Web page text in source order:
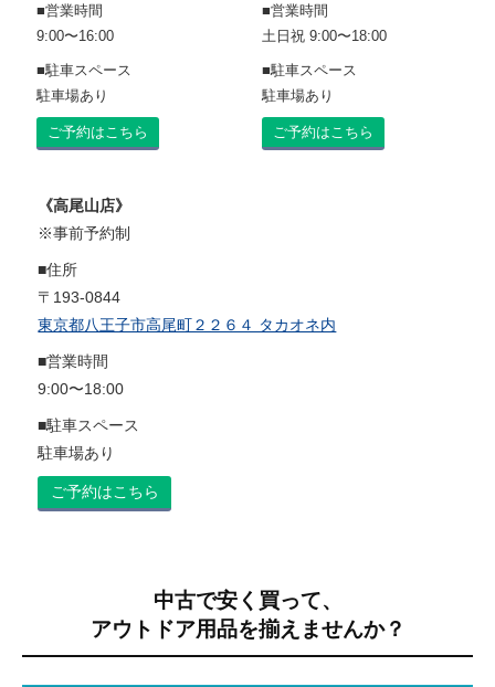
■営業時間
9:00〜16:00
■駐車スペース
駐車場あり
ご予約はこちら
■営業時間
土日祝 9:00〜18:00
■駐車スペース
駐車場あり
ご予約はこちら
《高尾山店》
※事前予約制
■住所
〒193-0844
東京都八王子市高尾町２２６４ タカオネ内
■営業時間
9:00〜18:00
■駐車スペース
駐車場あり
ご予約はこちら
中古で安く買って、
アウトドア用品を揃えませんか？